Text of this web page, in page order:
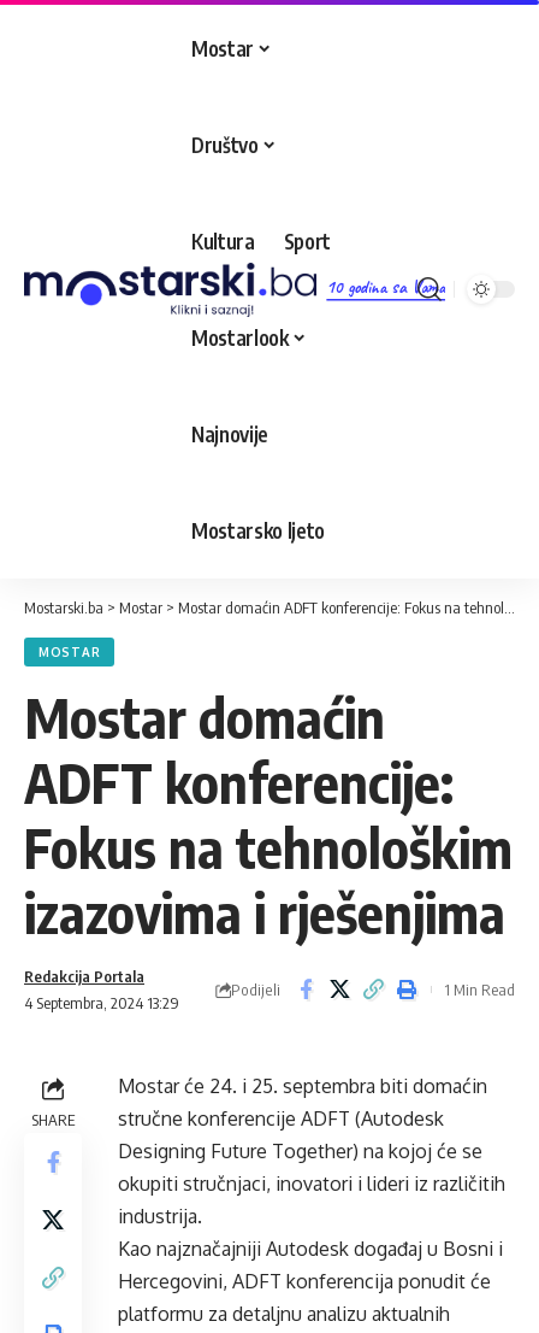
10 godina sa Vama
Mostar
Društvo
Kultura Sport
Mostarlook
Najnovije
Mostarsko ljeto
Mostarski.ba > Mostar > Mostar domaćin ADFT konferencije: Fokus na tehnološkim izazovima i rješenjima
MOSTAR
Mostar domaćin
ADFT konferencije:
Fokus na tehnološkim
izazovima i rješenjima
4 Septembra, 2024 13:29
Redakcija Portala
Podijeli 1 Min Read
SHARE
Mostar će 24. i 25. septembra biti domaćin
stručne konferencije ADFT (Autodesk
Designing Future Together) na kojoj će se
okupiti stručnjaci, inovatori i lideri iz različitih
industrija.
Kao najznačajniji Autodesk događaj u Bosni i
Hercegovini, ADFT konferencija ponudit će
platformu za detaljnu analizu aktualnih